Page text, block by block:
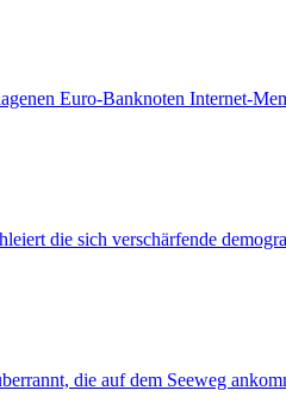
Euro-Banknoten Internet-
die sich verschärfende
die auf dem Seeweg